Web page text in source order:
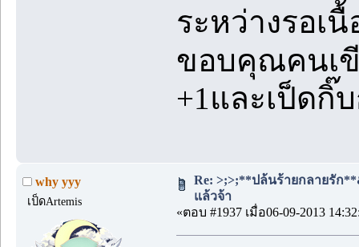
ระหว่างรอเ
ขอบคุณคนเ
+1และเป็ดกิ๊
why yyy
เป็ดArtemis
Re: >;>;**ปล้นร้ายกลายรัก
แล้วจ้า
«ตอบ #1937 เมื่อ06-09-2013